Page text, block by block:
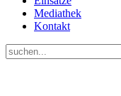
Mediathek
Kontakt